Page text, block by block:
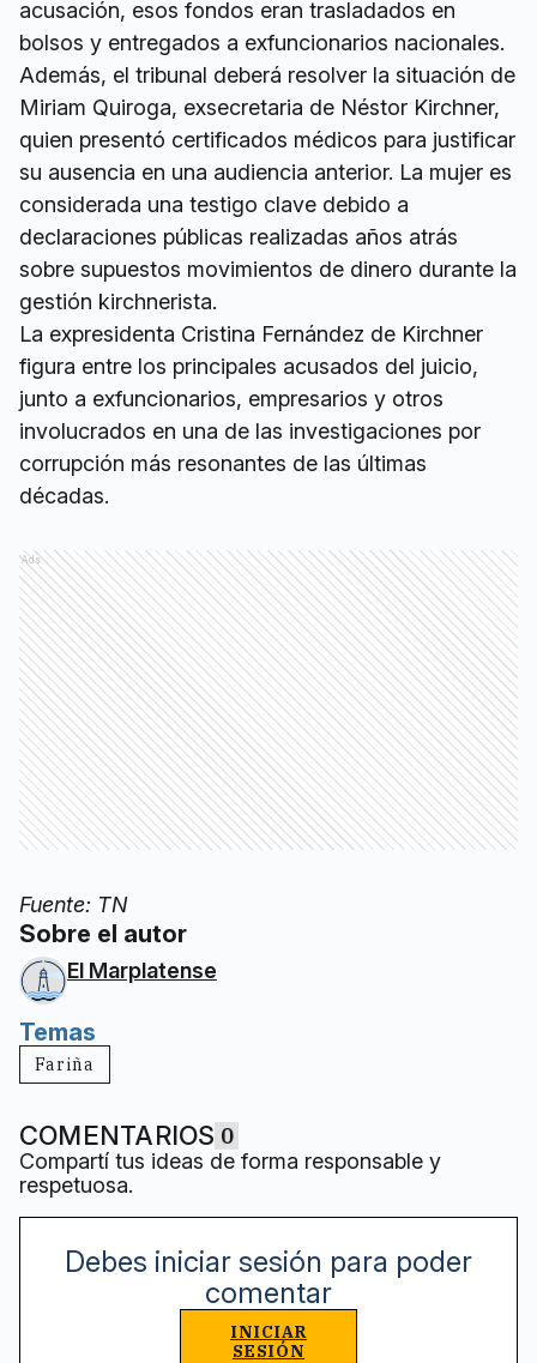
acusación, esos fondos eran trasladados en
bolsos y entregados a exfuncionarios nacionales.
Además, el tribunal deberá resolver la situación de
Miriam Quiroga, exsecretaria de Néstor Kirchner,
quien presentó certificados médicos para justificar
su ausencia en una audiencia anterior. La mujer es
considerada una testigo clave debido a
declaraciones públicas realizadas años atrás
sobre supuestos movimientos de dinero durante la
gestión kirchnerista.
La expresidenta Cristina Fernández de Kirchner
figura entre los principales acusados del juicio,
junto a exfuncionarios, empresarios y otros
involucrados en una de las investigaciones por
corrupción más resonantes de las últimas
décadas.
Ads
Fuente: TN
Sobre el autor
El Marplatense
Temas
Fariña
COMENTARIOS 0
Compartí tus ideas de forma responsable y
respetuosa.
Debes iniciar sesión para poder
comentar
INICIAR
SESIÓN